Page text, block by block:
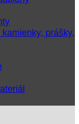
prášky,